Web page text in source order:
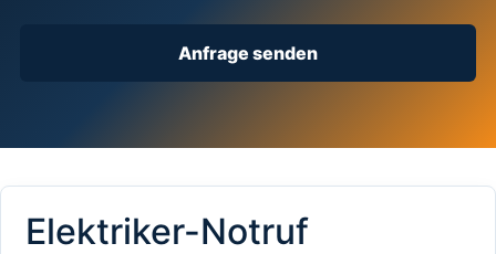
Anfrage senden
Elektriker-Notruf